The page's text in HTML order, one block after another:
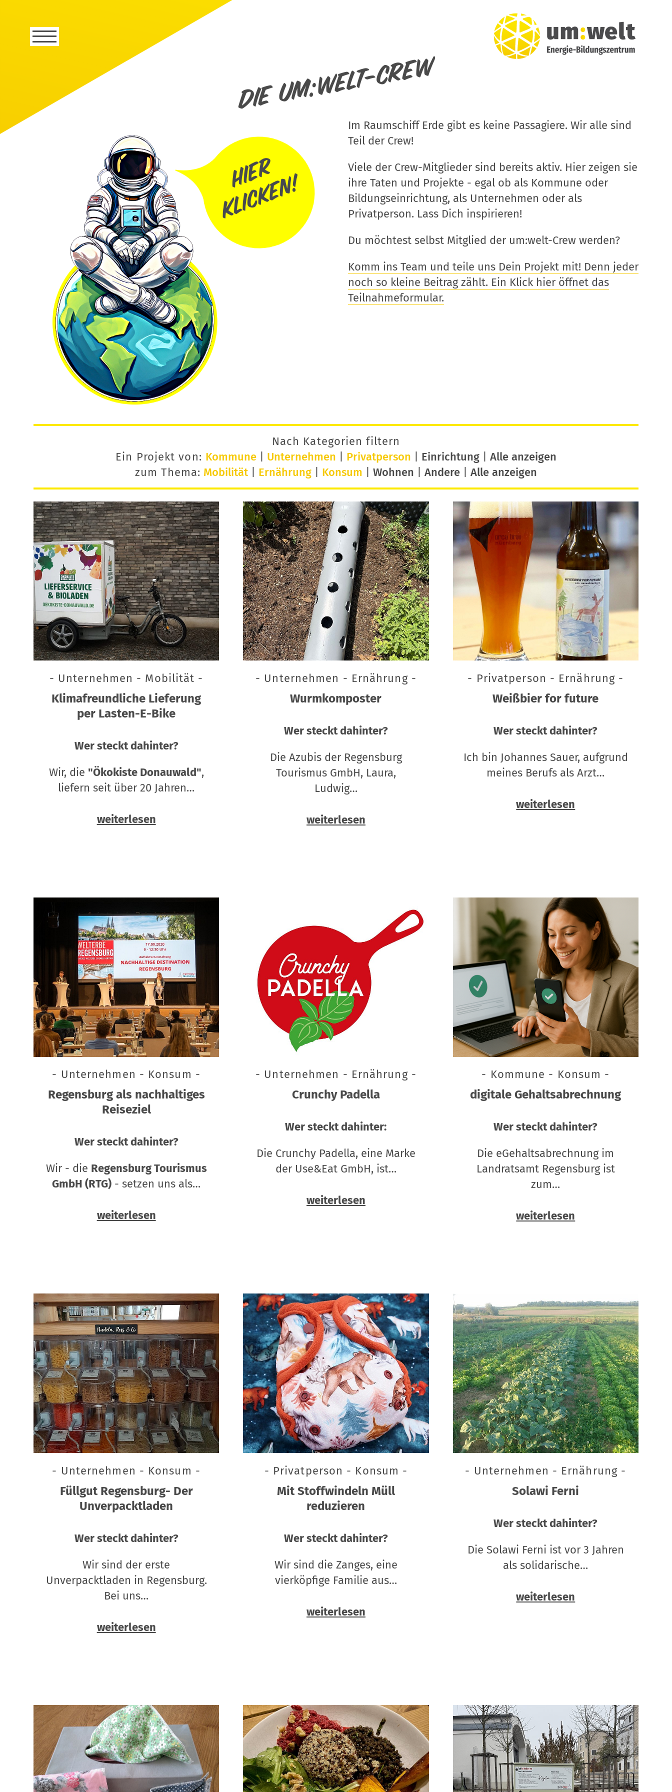
Die um:welt-Crew
Im Raumschiff Erde gibt es keine Passagiere. Wir alle sind
Teil der Crew!
Viele der Crew-Mitglieder sind bereits aktiv. Hier zeigen sie
ihre Taten und Projekte - egal ob als Kommune oder
Bildungseinrichtung, als Unternehmen oder als
Privatperson. Lass Dich inspirieren!
Du möchtest selbst Mitglied der um:welt-Crew werden?
Komm ins Team und teile uns Dein Projekt mit! Denn jeder
noch so kleine Beitrag zählt. Ein Klick hier öffnet das
Teilnahmeformular.
Nach Kategorien filtern
Ein Projekt von: Kommune| Unternehmen Privatperson Einrichtung| Alle anzeigen
zum Thema: Mobilität Ernährung Konsum Wohnen Andere Alle anzeigen
- Unternehmen - Mobilität -
Klimafreundliche Lieferung
per Lasten-E-Bike
Wer steckt dahinter?
Wir, die "Ökokiste Donauwald",
liefern seit über 20 Jahren…
weiterlesen
- Unternehmen - Ernährung -
Wurmkomposter
Wer steckt dahinter?
Die Azubis der Regensburg
Tourismus GmbH, Laura,
Ludwig…
weiterlesen
- Privatperson - Ernährung -
Weißbier for future
Wer steckt dahinter?
Ich bin Johannes Sauer, aufgrund
meines Berufs als Arzt…
weiterlesen
- Unternehmen - Konsum -
Regensburg als nachhaltiges
Reiseziel
Wer steckt dahinter?
Wir - die Regensburg Tourismus
GmbH (RTG) - setzen uns als…
weiterlesen
- Unternehmen - Ernährung -
Crunchy Padella
Wer steckt dahinter:
Die Crunchy Padella, eine Marke
der Use&Eat GmbH, ist…
weiterlesen
- Kommune - Konsum -
digitale Gehaltsabrechnung
Wer steckt dahinter?
Die eGehaltsabrechnung im
Landratsamt Regensburg ist
zum…
weiterlesen
- Unternehmen - Konsum -
Füllgut Regensburg- Der
Unverpacktladen
Wer steckt dahinter?
Wir sind der erste
Unverpacktladen in Regensburg.
Bei uns…
weiterlesen
- Privatperson - Konsum -
Mit Stoffwindeln Müll
reduzieren
Wer steckt dahinter?
Wir sind die Zanges, eine
vierköpfige Familie aus…
weiterlesen
- Unternehmen - Ernährung -
Solawi Ferni
Wer steckt dahinter?
Die Solawi Ferni ist vor 3 Jahren
als solidarische…
weiterlesen